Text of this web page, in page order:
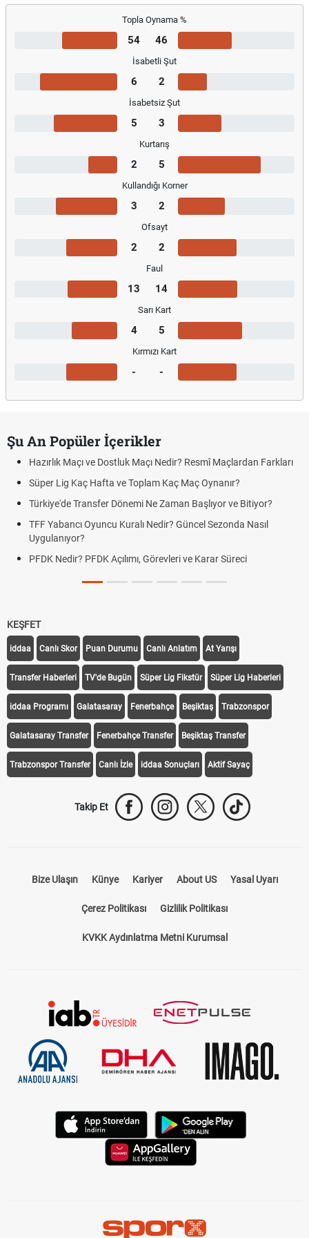
Topla Oynama %
54 46
İsabetli Şut
6 2
İsabetsiz Şut
5 3
Kurtarış
2 5
Kullandığı Korner
3 2
Ofsayt
2 2
Faul
13 14
Sarı Kart
4 5
Kırmızı Kart
- -
Şu An Popüler İçerikler
Hazırlık Maçı ve Dostluk Maçı Nedir? Resmî Maçlardan Farkları
Süper Lig Kaç Hafta ve Toplam Kaç Maç Oynanır?
Türkiye'de Transfer Dönemi Ne Zaman Başlıyor ve Bitiyor?
TFF Yabancı Oyuncu Kuralı Nedir? Güncel Sezonda Nasıl
Uygulanıyor?
PFDK Nedir? PFDK Açılımı, Görevleri ve Karar Süreci
KEŞFET
iddaa Canlı Skor Puan Durumu Canlı Anlatım At Yarışı
Transfer Haberleri TV'de Bugün Süper Lig Fikstür Süper Lig Haberleri
iddaa Programı Galatasaray Fenerbahçe Beşiktaş Trabzonspor
Galatasaray Transfer Fenerbahçe Transfer Beşiktaş Transfer
Trabzonspor Transfer Canlı İzle iddaa Sonuçları Aktif Sayaç
Takip Et
Bize Ulaşın Künye Kariyer About US Yasal Uyarı
Çerez Politikası Gizlilik Politikası
KVKK Aydınlatma Metni Kurumsal